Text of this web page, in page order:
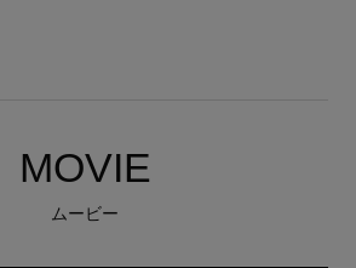
MOVIE
ムービー